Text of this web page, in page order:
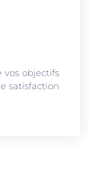
vos objectifs
satisfaction